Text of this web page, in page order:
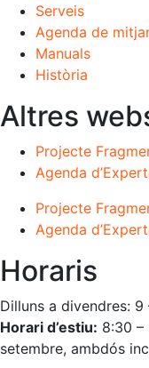
Serveis
Agenda de
Manuals
Història
Altres
Projecte
Agenda
Projecte
Agenda
Horaris
Dilluns a divendres: 9
Horari d’estiu: 8:30 –
setembre, ambdós